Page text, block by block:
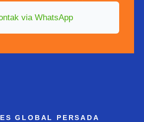
via WhatsApp
GLOBAL PERSADA